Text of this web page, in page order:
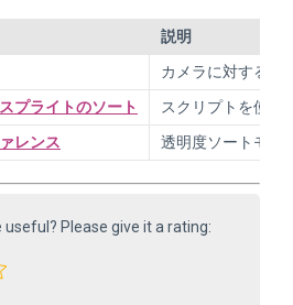
説明
カメラに対するス
プライトのソート
スクリプトを使用
レンス
透明度ソートモー
useful? Please give it a rating: